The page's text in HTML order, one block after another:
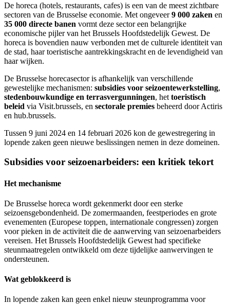
De horeca (hotels, restaurants, cafes) is een van de meest zichtbare
sectoren van de Brusselse economie. Met ongeveer9 000 zaken en
35 000 directe banen vormt deze sector een belangrijke
economische pijler van het Brussels Hoofdstedelijk Gewest. De
horeca is bovendien nauw verbonden met de culturele identiteit van
de stad, haar toeristische aantrekkingskracht en de levendigheid van
haar wijken.
De Brusselse horecasector is afhankelijk van verschillende
gewestelijke mechanismen: subsidies voor seizoentewerkstelling,
stedenbouwkundige en terrasvergunningen, het toeristisch
beleid via Visit.brussels, en sectorale premies beheerd door Actiris
en hub.brussels.
Tussen 9 juni 2024 en 14 februari 2026 kon de gewestregering in
lopende zaken geen nieuwe beslissingen nemen in deze domeinen.
Subsidies voor seizoenarbeiders: een kritiek tekort
Het mechanisme
De Brusselse horeca wordt gekenmerkt door een sterke
seizoensgebondenheid. De zomermaanden, feestperiodes en grote
evenementen (Europese toppen, internationale congressen) zorgen
voor pieken in de activiteit die de aanwerving van seizoenarbeiders
vereisen. Het Brussels Hoofdstedelijk Gewest had specifieke
steunmaatregelen ontwikkeld om deze tijdelijke aanwervingen te
ondersteunen.
Wat geblokkeerd is
In lopende zaken kan geen enkel nieuw steunprogramma voor